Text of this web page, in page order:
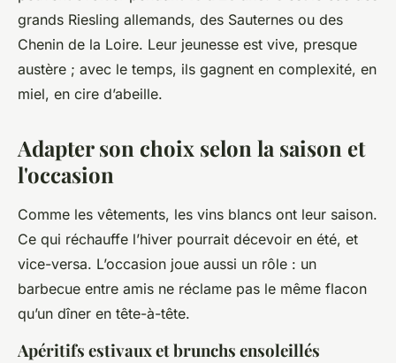
grands Riesling allemands, des Sauternes ou des
Chenin de la Loire. Leur jeunesse est vive, presque
austère ; avec le temps, ils gagnent en complexité, en
miel, en cire d’abeille.
Adapter son choix selon la saison et
l'occasion
Comme les vêtements, les vins blancs ont leur saison.
Ce qui réchauffe l’hiver pourrait décevoir en été, et
vice-versa. L’occasion joue aussi un rôle : un
barbecue entre amis ne réclame pas le même flacon
qu’un dîner en tête-à-tête.
Apéritifs estivaux et brunchs ensoleillés